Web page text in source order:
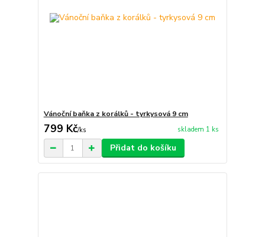
Vánoční baňka z korálků - tyrkysová 9 cm
799 Kč/ks skladem 1 ks
Přidat do košíku